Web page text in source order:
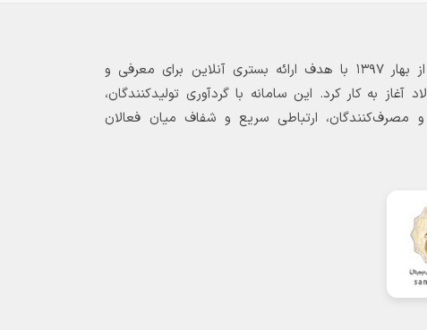
بازارگاه الکترونیکی فولاد ۲۴ از بهار ۱۳۹۷ با هدف ارائه بستری آنلاین برای معرفی و
به کار کرد. این سامانه با گردآوری تولیدکنندگان،
و مصرف‌کنندگان، ارتباطی سریع و شفاف میان فعالان